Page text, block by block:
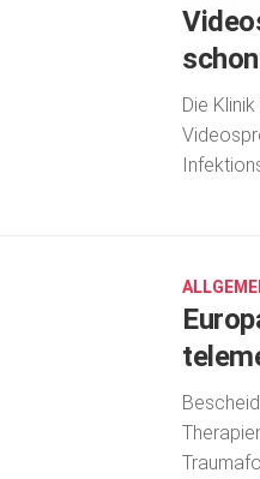
Die